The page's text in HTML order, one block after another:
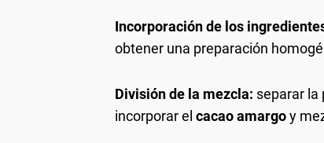
Incorporación de los
obtener una preparación
División de la mezcla: separar la
incorporar el cacao amargoy